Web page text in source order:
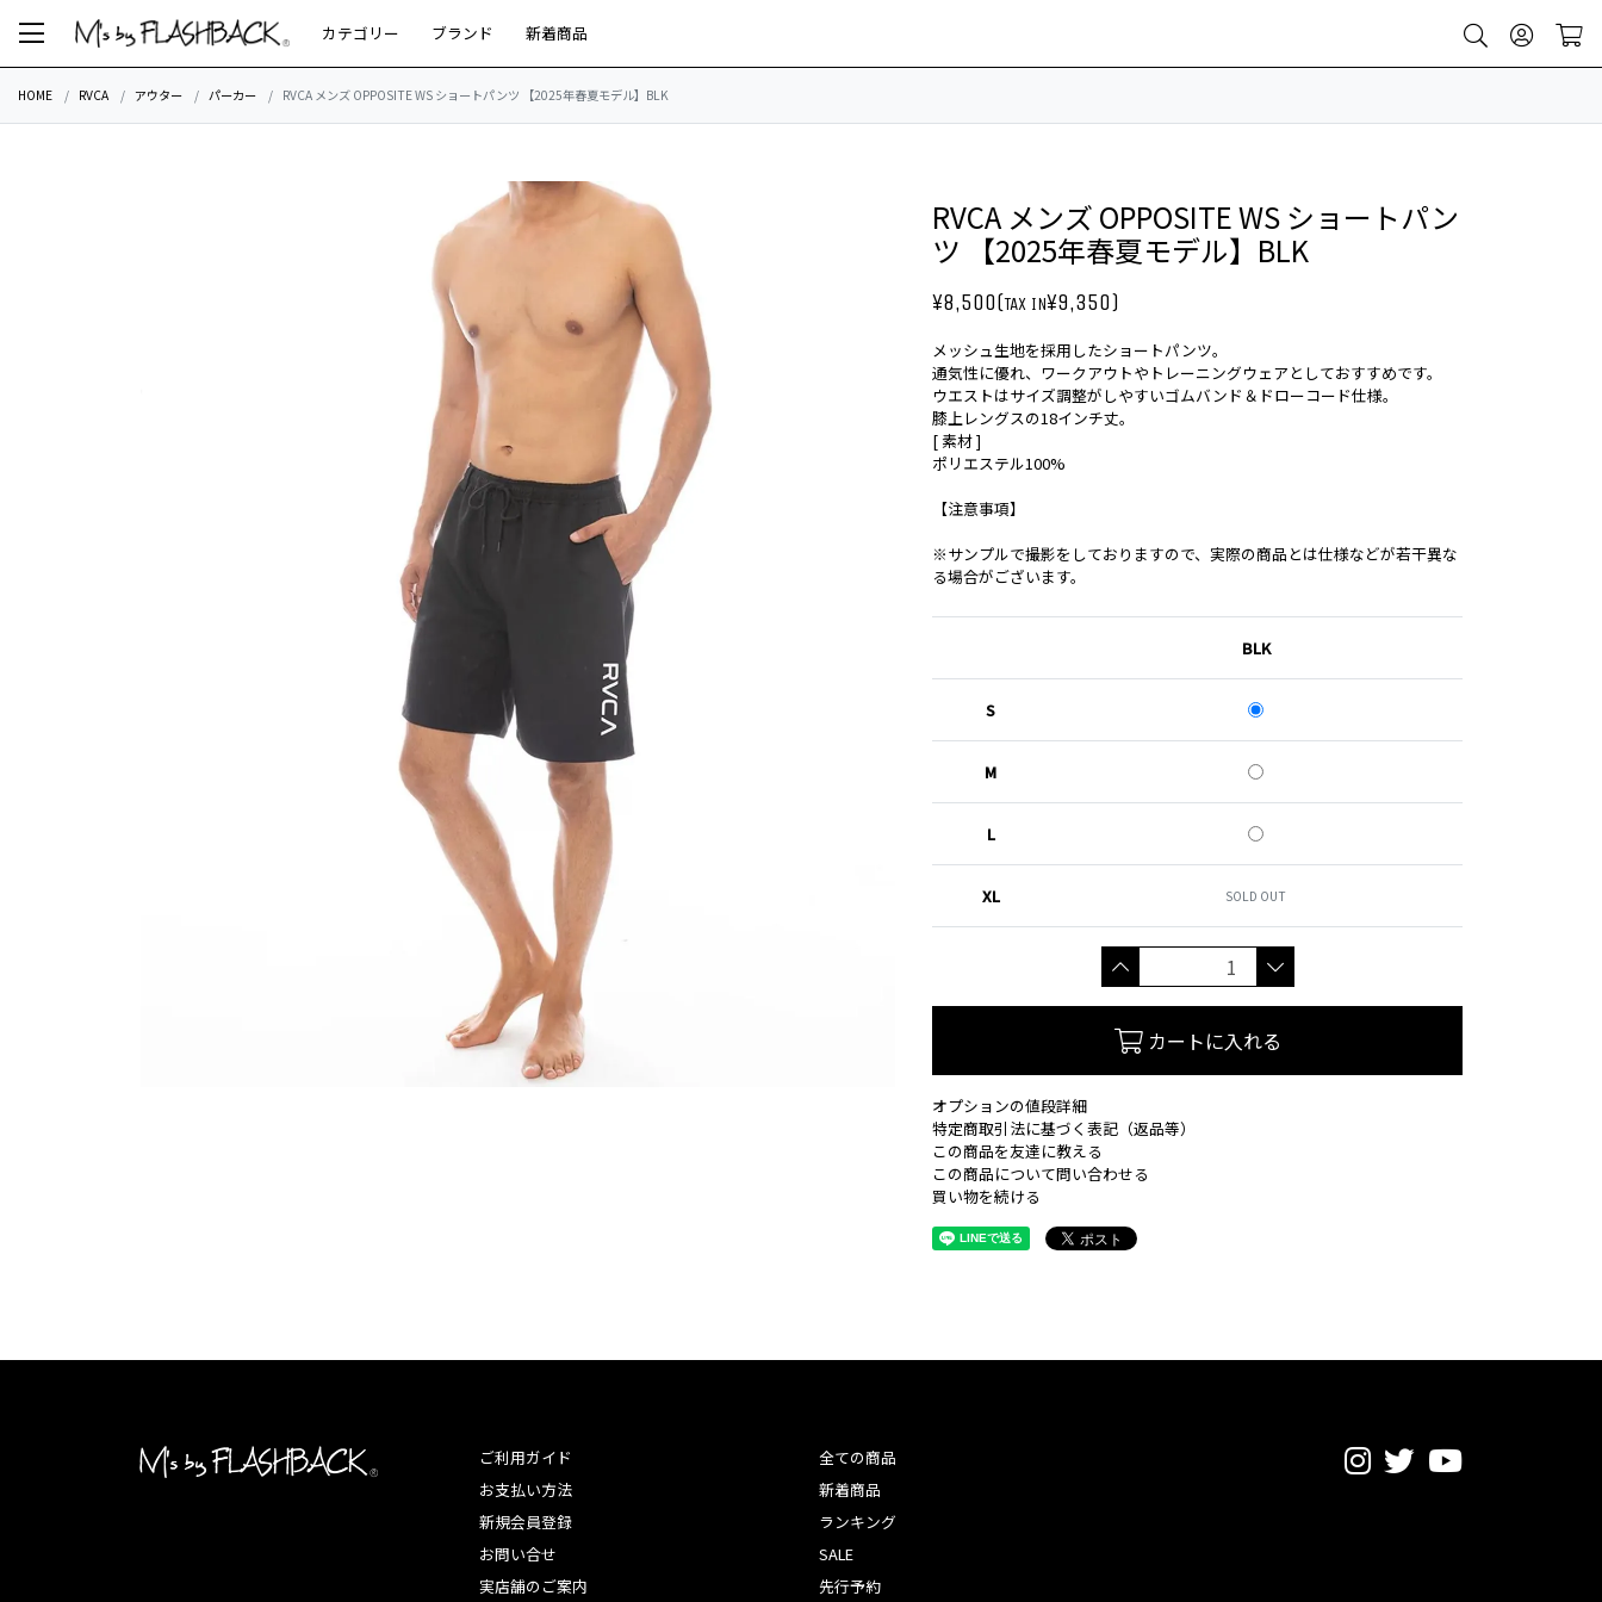
カテゴリー ブランド 新着商品
HOME RVCA アウター パーカー RVCA メンズ OPPOSITE WS ショートパンツ 【2025年春夏モデル】BLK
RVCA メンズ OPPOSITE WS ショートパン
ツ 【2025年春夏モデル】BLK
¥8,500(TAX IN¥9,350)
メッシュ生地を採用したショートパンツ。
通気性に優れ、ワークアウトやトレーニングウェアとしておすすめです。
ウエストはサイズ調整がしやすいゴムバンド＆ドローコード仕様。
膝上レングスの18インチ丈。
[ 素材 ]
ポリエステル100%
【注意事項】
※サンプルで撮影をしておりますので、実際の商品とは仕様などが若干異な
る場合がございます。
BLK
S
M
L
XL SOLD OUT
カートに入れる
オプションの値段詳細
特定商取引法に基づく表記（返品等）
この商品を友達に教える
この商品について問い合わせる
買い物を続ける
ご利用ガイド
お支払い方法
新規会員登録
お問い合せ
実店舗のご案内
全ての商品
新着商品
ランキング
SALE
先行予約